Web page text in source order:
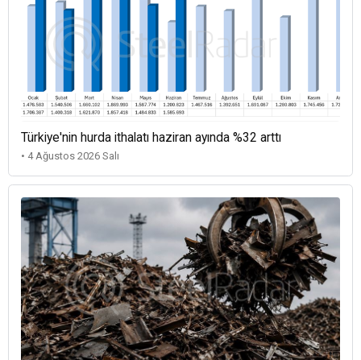
Türkiye'nin hurda ithalatı haziran ayında %32 arttı
• 4 Ağustos 2026 Salı